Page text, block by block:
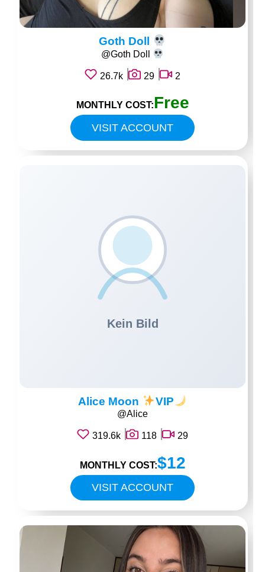
Goth Doll
@Goth Doll
26.7k 29 2
VISIT ACCOUNT
MONTHLY COST:Free
Alice Moon VIP
@Alice
319.6k 118 29
VISIT ACCOUNT
MONTHLY COST:$12